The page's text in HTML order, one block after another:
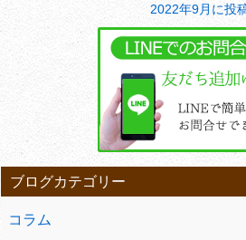
2022年9月に投
ブログカテゴリー
コラム